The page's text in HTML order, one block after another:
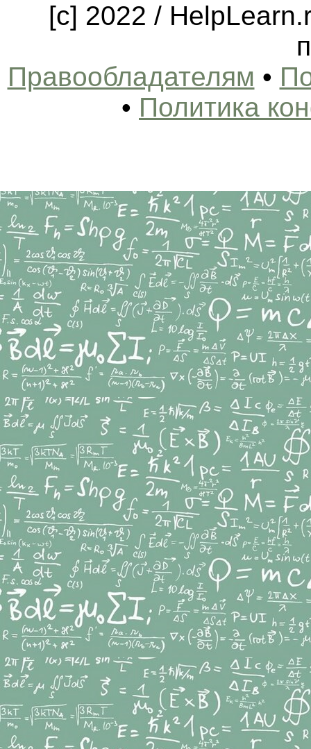
[c] 2022 /
Правообладателям •
• Политика